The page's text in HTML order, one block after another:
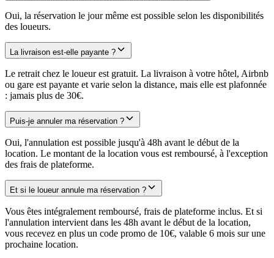
Oui, la réservation le jour même est possible selon les disponibilités
des loueurs.
La livraison est-elle payante ?
Le retrait chez le loueur est gratuit. La livraison à votre hôtel, Airbnb
ou gare est payante et varie selon la distance, mais elle est plafonnée
: jamais plus de 30€.
Puis-je annuler ma réservation ?
Oui, l'annulation est possible jusqu'à 48h avant le début de la
location. Le montant de la location vous est remboursé, à l'exception
des frais de plateforme.
Et si le loueur annule ma réservation ?
Vous êtes intégralement remboursé, frais de plateforme inclus. Et si
l'annulation intervient dans les 48h avant le début de la location,
vous recevez en plus un code promo de 10€, valable 6 mois sur une
prochaine location.